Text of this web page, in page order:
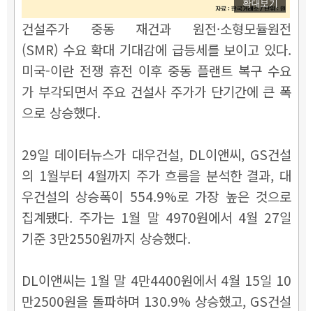
확대보기
건설주가 중동 재건과 원전·소형모듈원전
(SMR) 수요 확대 기대감에 급등세를 보이고 있다.
미국-이란 전쟁 휴전 이후 중동 플랜트 복구 수요
가 부각되면서 주요 건설사 주가가 단기간에 큰 폭
으로 상승했다.
29일 데이터뉴스가 대우건설, DL이앤씨, GS건설
의 1월부터 4월까지 주가 흐름을 분석한 결과, 대
우건설의 상승폭이 554.9%로 가장 높은 것으로
집계됐다. 주가는 1월 말 4970원에서 4월 27일
기준 3만2550원까지 상승했다.
DL이앤씨는 1월 말 4만4400원에서 4월 15일 10
만2500원을 돌파하며 130.9% 상승했고, GS건설